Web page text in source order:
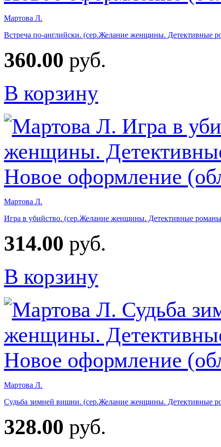
Мартова Л.
Встреча по-английски. (сер.Желание женщины.
360.00 руб.
В корзину
Мартова Л.
Игра в убийство. (сер.Желание женщины. Детективные
314.00 руб.
В корзину
Мартова Л.
Судьба зимней вишни. (сер.Желание женщины. Детективные
328.00 руб.